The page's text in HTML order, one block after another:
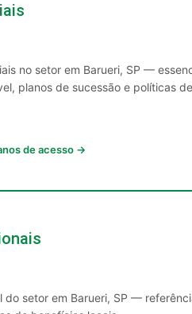
no setor em Barueri, SP —
planos de sucessão e políticas
de acesso →
do setor em Barueri, SP —